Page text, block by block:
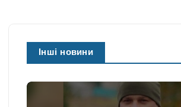
Інші новини